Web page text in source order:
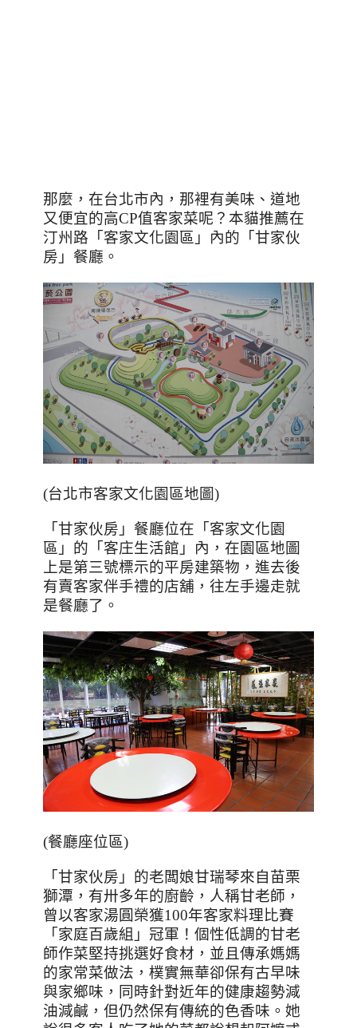
那麼，在台北市內，那裡有美味、道地
又便宜的高CP值客家菜呢？本貓推薦在
汀州路「客家文化園區」內的「甘家伙
房」餐廳。
(台北市客家文化園區地圖)
「甘家伙房」餐廳位在「客家文化園
區」的「客庄生活館」內，在園區地圖
上是第三號標示的平房建築物，進去後
有賣客家伴手禮的店舖，往左手邊走就
是餐廳了。
(餐廳座位區)
「甘家伙房」的老闆娘甘瑞琴來自苗栗
獅潭，有卅多年的廚齡，人稱甘老師，
曾以客家湯圓榮獲100年客家料理比賽
「家庭百歲組」冠軍！個性低調的甘老
師作菜堅持挑選好食材，並且傳承媽媽
的家常菜做法，樸實無華卻保有古早味
與家鄉味，同時針對近年的健康趨勢減
油減鹹，但仍然保有傳統的色香味。她